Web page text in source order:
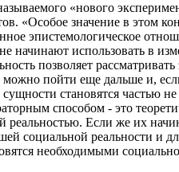
«нового
«Особое значение в этом
эпистемологическое
начинают использовать в
позволяет
пойти еще дальше и,
становятся частью
способом - это
Если же их
социальной реальности и
необходимыми